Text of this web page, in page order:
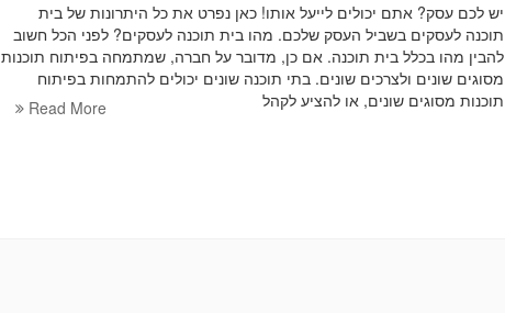
יש לכם עסק? אתם יכולים לייעל אותו! כאן נפרט את כל היתרונות של בית
תוכנה לעסקים בשביל העסק שלכם. מהו בית תוכנה לעסקים? לפני הכל חשוב
להבין מהו בכלל בית תוכנה. אם כן, מדובר על חברה, שמתמחה בפיתוח תוכנות
מסוגים שונים ולצרכים שונים. בתי תוכנה שונים יכולים להתמחות בפיתוח
תוכנות מסוגים שונים, או להציע לקהל
Read More